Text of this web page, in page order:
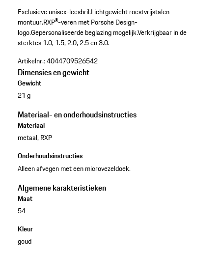
Exclusieve unisex-leesbril.Lichtgewicht roestvrijstalen
montuur.RXP®-veren met Porsche Design-
logo.Gepersonaliseerde beglazing mogelijk.Verkrijgbaar in de
sterktes 1.0, 1.5, 2.0, 2.5 en 3.0.
Artikelnr.:4044709526542
Dimensies en gewicht
Gewicht
21 g
Materiaal- en onderhoudsinstructies
Materiaal
metaal, RXP
Onderhoudsinstructies
Alleen afvegen met een microvezeldoek.
Algemene karakteristieken
Maat
54
Kleur
goud